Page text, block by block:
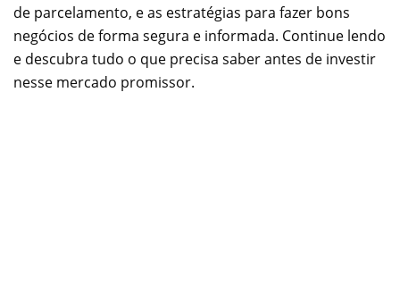
de parcelamento, e as estratégias para fazer bons
negócios de forma segura e informada. Continue lendo
e descubra tudo o que precisa saber antes de investir
nesse mercado promissor.